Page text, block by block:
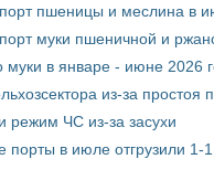
пшеницы и меслина в
муки пшеничной и
муки в январе - июне 2026
из-за простоя
режим ЧС из-за засухи
порты в июле отгрузили